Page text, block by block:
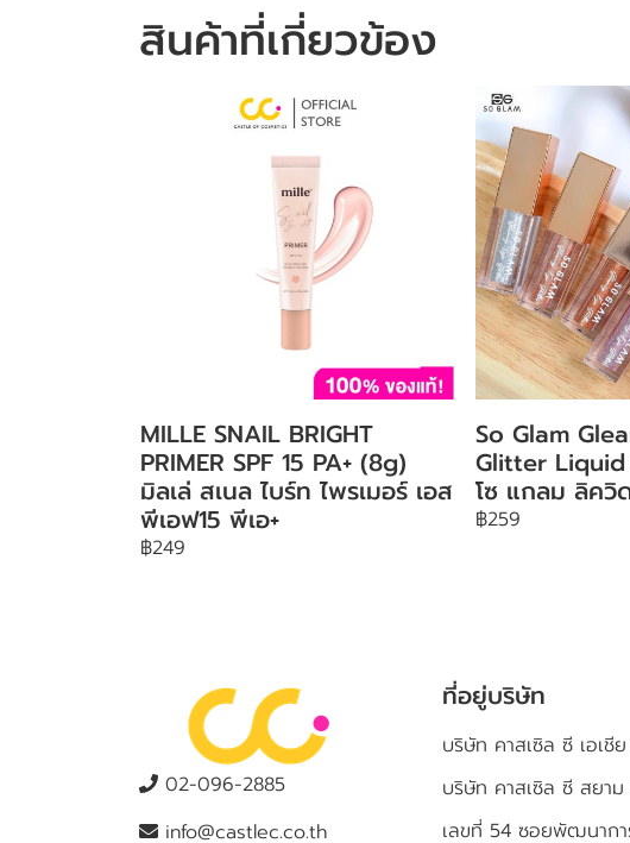
สินค้าที่เกี่ยวข้อง
MILLE SNAIL BRIGHT
PRIMER SPF 15 PA+ (8g)
มิลเล่ สเนล ไบร์ท ไพรเมอร์ เอส
พีเอฟ15 พีเอ+
฿249
So Glam
Glitter Liquid
โซ แกลม ลิควิ
฿259
02-096-2885
info@castlec.co.th
ที่อยู่บริษัท
บริษัท คาสเซิล ซี เอเชี
บริษัท คาสเซิล ซี สยา
เลขที่ 54 ซอยพัฒนาก